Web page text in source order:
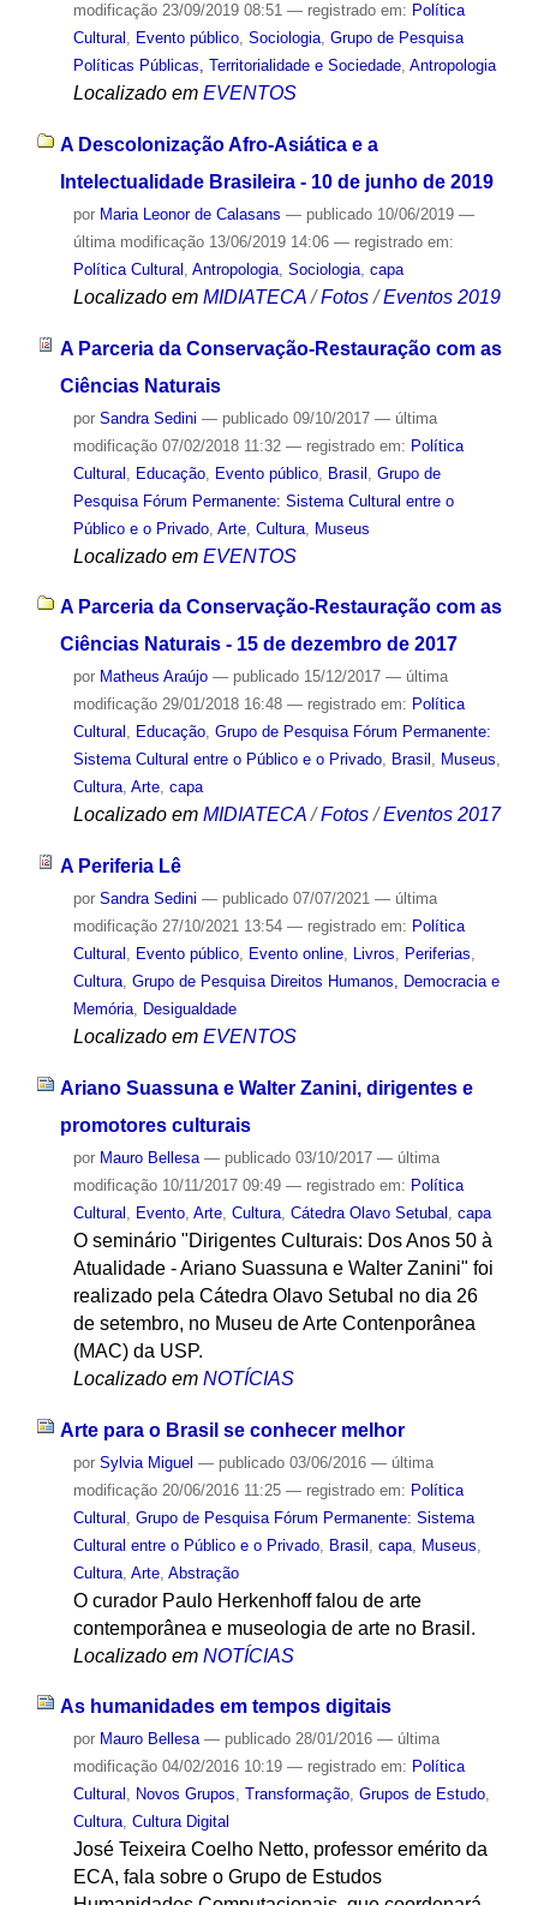
modificação23/09/2019 08:51 — registrado em: Política
Cultural , Evento público, Sociologia, Grupo de Pesquisa
Políticas Públicas, Territorialidade e Sociedade, Antropologia
Localizado em EVENTOS
A Descolonização Afro-Asiática e a
Intelectualidade Brasileira - 10 de junho de 2019
por Maria Leonor de Calasans — publicado10/06/2019 —
última modificação13/06/2019 14:06 — registrado em:
Política Cultural , Antropologia, Sociologia, capa
Localizado em MIDIATECA /Fotos /Eventos 2019
A Parceria da Conservação-Restauração com as
Ciências Naturais
por Sandra Sedini — publicado09/10/2017 — última
modificação07/02/2018 11:32 — registrado em: Política
Cultural
Educação, Evento público, Brasil Grupo de
Pesquisa Fórum Permanente: Sistema Cultural entre o
Público e o Privado, Arte, Cultura, Museus
Localizado em EVENTOS
A Parceria da Conservação-Restauração com as
Ciências Naturais - 15 de dezembro de 2017
por Matheus Araújo — publicado15/12/2017 — última
modificação29/01/2018 16:48 — registrado em: Política
Cultural , Educação, Grupo de Pesquisa Fórum Permanente:
Sistema Cultural entre o Público e o Privado, Brasil , Museus,
Cultura, Arte, capa
Localizado em MIDIATECA /Fotos /Eventos 2017
A Periferia Lê
por Sandra Sedini — publicado07/07/2021 — última
modificação27/10/2021 13:54 — registrado em: Política
Cultural , Evento público, Evento online, Livros, Periferias,
Cultura, Grupo de Pesquisa Direitos Humanos, Democracia e
Memória, Desigualdade
Localizado em EVENTOS
Ariano Suassuna e Walter Zanini, dirigentes e
promotores culturais
por Mauro Bellesa — publicado03/10/2017 — última
modificação10/11/2017 09:49 — registrado em: Política
Cultural
Evento, Arte, Cultura, Cátedra Olavo Setubal capa
O seminário "Dirigentes Culturais: Dos Anos 50 à
Atualidade - Ariano Suassuna e Walter Zanini" foi
realizado pela Cátedra Olavo Setubal no dia 26
de setembro, no Museu de Arte Contenporânea
(MAC) da USP.
Localizado em NOTÍCIAS
Arte para o Brasil se conhecer melhor
por Sylvia Miguel — publicado03/06/2016 — última
modificação20/06/2016 11:25 — registrado em: Política
Cultural Grupo de Pesquisa Fórum Permanente: Sistema
Cultural entre o Público e o Privado, Brasil capa, Museus
Cultura, Arte, Abstração
O curador Paulo Herkenhoff falou de arte
contemporânea e museologia de arte no Brasil.
Localizado em NOTÍCIAS
As humanidades em tempos digitais
por Mauro Bellesa — publicado28/01/2016 — última
modificação04/02/2016 10:19 — registrado em: Política
Cultural , Novos Grupos, Transformação, Grupos de Estudo,
Cultura, Cultura Digital
José Teixeira Coelho Netto, professor emérito da
ECA, fala sobre o Grupo de Estudos